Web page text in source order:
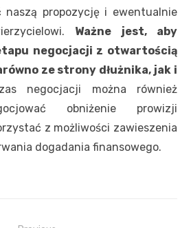
naszą propozycję i ewentualnie
Ważne jest, aby
negocjacji z otwartością
ze strony dłużnika, jak i
negocjacji można również
obniżenie prowizji
z możliwości zawieszenia
dogadania finansowego.